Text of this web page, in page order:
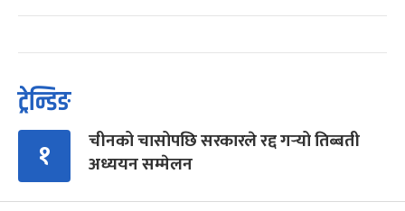
ट्रेन्डिङ
१
चीनको चासोपछि सरकारले रद्द गर्‍यो तिब्बती
अध्ययन सम्मेलन